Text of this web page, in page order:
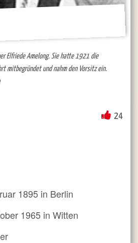
Elfriede Amelong. Sie hatte 1921 die
mitbegründet und nahm den Vorsitz ein.
24
1895 in Berlin
1965 in Witten